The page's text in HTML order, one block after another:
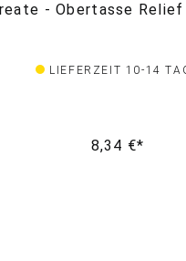
- Obertasse
LIEFERZEIT 10-14
8,34 €*